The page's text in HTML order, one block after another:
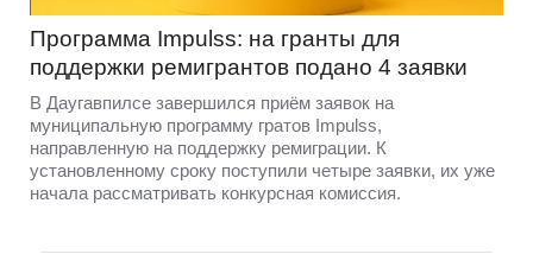
Программа Impulss: на гранты для
поддержки ремигрантов подано 4 заявки
В Даугавпилсе завершился приём заявок на
муниципальную программу гратов Impulss,
направленную на поддержку ремиграции. К
установленному сроку поступили четыре заявки, их уже
начала рассматривать конкурсная комиссия.